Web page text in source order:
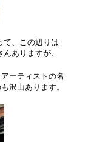
て、この辺りは
ありますが、
ーティストの名
沢山あります。